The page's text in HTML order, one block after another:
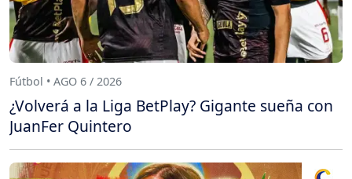
Fútbol • AGO 6 / 2026
¿Volverá a la Liga BetPlay? Gigante sueña con
JuanFer Quintero